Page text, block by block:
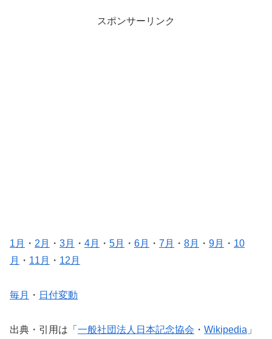
スポンサーリンク
1月 ・ 2月 ・ 3月 ・ 4月 ・ 5月 ・ 6月 ・ 7月 ・ 8月 ・ 9月 ・ 10
月
・ 11月 ・ 12月
毎月 ・ 日付変動
出典・引用は「 一般社団法人日本記念協会 ・ Wikipedia 」